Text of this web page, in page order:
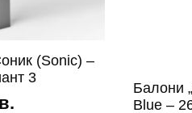
(Sonic) –
3
Балони
Blue –